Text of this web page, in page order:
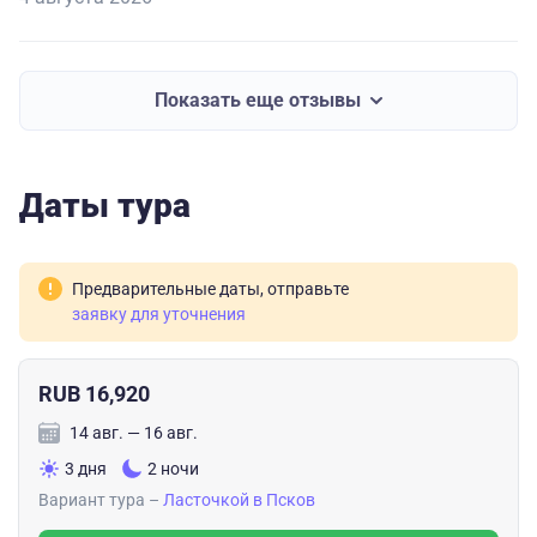
Показать еще отзывы
Даты тура
Предварительные даты, отправьте
заявку для уточнения
RUB 16,920
14 авг. — 16 авг.
3 дня
2 ночи
Вариант тура – Ласточкой в Псков